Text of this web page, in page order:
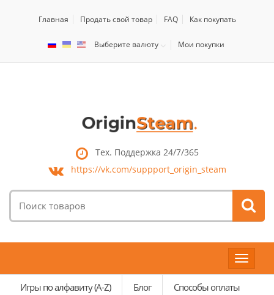
Главная Продать свой товар FAQ Как покупать
Выберите валюту Мои покупки
Тех. Поддержка 24/7/365
https://vk.com/suppport_origin_steam
товаров:
Toggle
Игры по алфавиту (A-Z)
Блог Способы оплаты